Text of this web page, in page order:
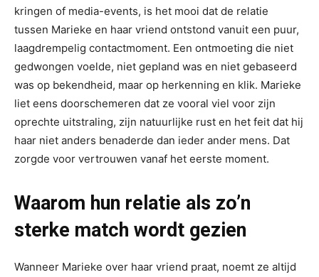
kringen of media-events, is het mooi dat de relatie
tussen Marieke en haar vriend ontstond vanuit een puur,
laagdrempelig contactmoment. Een ontmoeting die niet
gedwongen voelde, niet gepland was en niet gebaseerd
was op bekendheid, maar op herkenning en klik. Marieke
liet eens doorschemeren dat ze vooral viel voor zijn
oprechte uitstraling, zijn natuurlijke rust en het feit dat hij
haar niet anders benaderde dan ieder ander mens. Dat
zorgde voor vertrouwen vanaf het eerste moment.
Waarom hun relatie als zo’n
sterke match wordt gezien
Wanneer Marieke over haar vriend praat, noemt ze altijd